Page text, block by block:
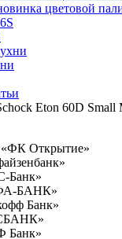
цветовой
Eton 60D